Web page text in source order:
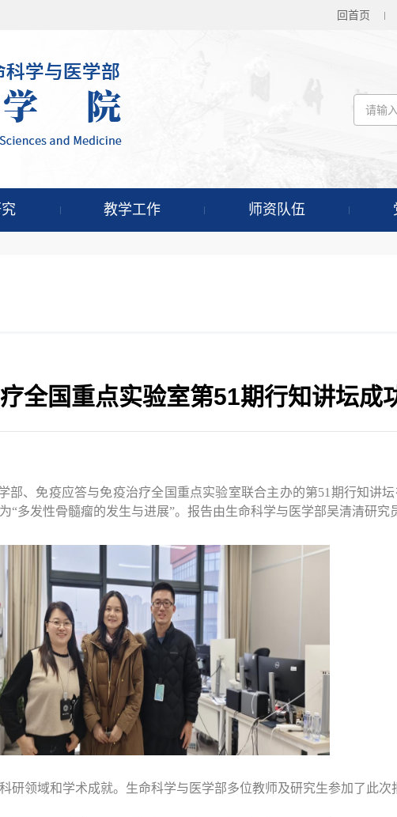
回首页
教学工作 师资队伍
全国重点实验室第51期行知讲坛成
部、免疫应答与免疫治疗全国重点实验室联合主办的第51 期行知讲
“多发性骨髓瘤的发生与进展”。报告由生命科学与医学部吴清清研究
领域和学术成就。生命科学与医学部多位教师及研究生参加了此次